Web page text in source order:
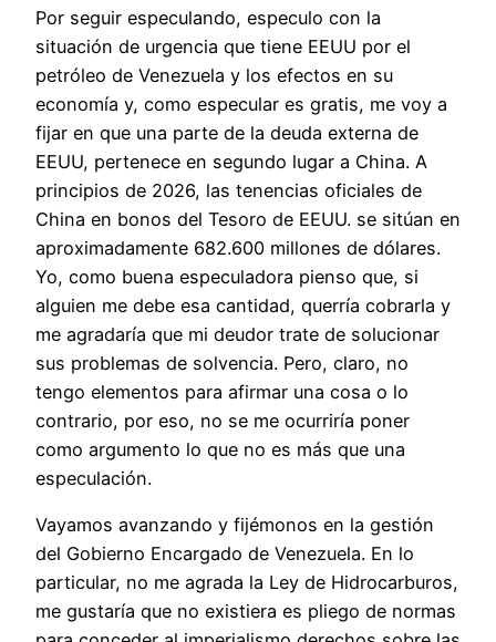
Por seguir especulando, especulo con la
situación de urgencia que tiene EEUU por el
petróleo de Venezuela y los efectos en su
economía y, como especular es gratis, me voy a
fijar en que una parte de la deuda externa de
EEUU, pertenece en segundo lugar a China. A
principios de 2026, las tenencias oficiales de
China en bonos del Tesoro de EEUU. se sitúan en
aproximadamente 682.600 millones de dólares.
Yo, como buena especuladora pienso que, si
alguien me debe esa cantidad, querría cobrarla y
me agradaría que mi deudor trate de solucionar
sus problemas de solvencia. Pero, claro, no
tengo elementos para afirmar una cosa o lo
contrario, por eso, no se me ocurriría poner
como argumento lo que no es más que una
especulación.
Vayamos avanzando y fijémonos en la gestión
del Gobierno Encargado de Venezuela. En lo
particular, no me agrada la Ley de Hidrocarburos,
me gustaría que no existiera es pliego de normas